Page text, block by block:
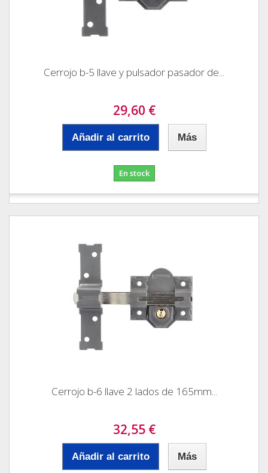
Cerrojo b-5 llave y pulsador pasador de...
29,60 €
Añadir al carrito Más
En stock
Cerrojo b-6 llave 2 lados de 165mm...
32,55 €
Añadir al carrito Más